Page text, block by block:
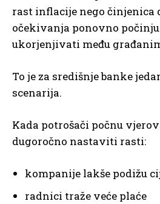
rast inflacije nego činjenica
očekivanja ponovno
ukorjenjivati među
To je za središnje banke
scenarija.
Kada potrošači počnu
dugoročno nastaviti rasti:
kompanije lakše podižu
radnici traže veće plaće